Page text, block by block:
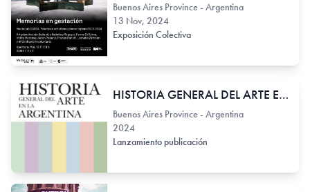
Buenos Aires Province - Argentina
13 Nov, 2024
Exposición Colectiva
HISTORIA GENERAL DEL ARTE EN LA ARGENTINA
Buenos Aires Province - Argentina
2024
Lanzamiento publicación